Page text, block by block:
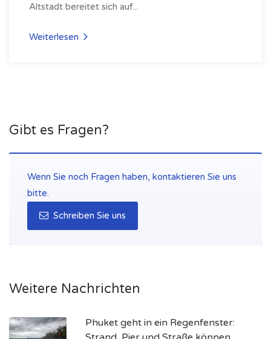
Altstadt bereitet sich auf...
Weiterlesen
Gibt es Fragen?
Wenn Sie noch Fragen haben, kontaktieren Sie uns
bitte.
Schreiben Sie uns
Weitere Nachrichten
Phuket geht in ein Regenfenster: